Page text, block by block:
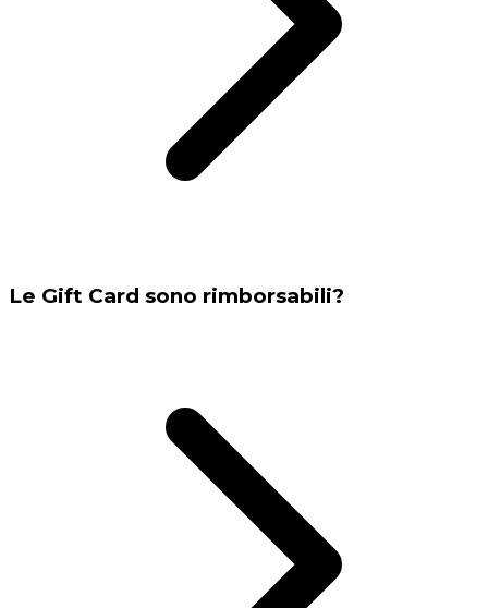
Le Gift Card sono rimborsabili?